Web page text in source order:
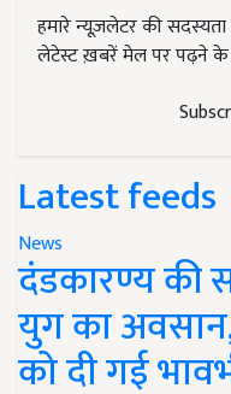
हमारे न्यूज़लेटर की
लेटेस्ट ख़बरें मेल पर पढ़ने के
Latest feeds
News
दंडकारण्य की
युग का अवसान,
को दी गई